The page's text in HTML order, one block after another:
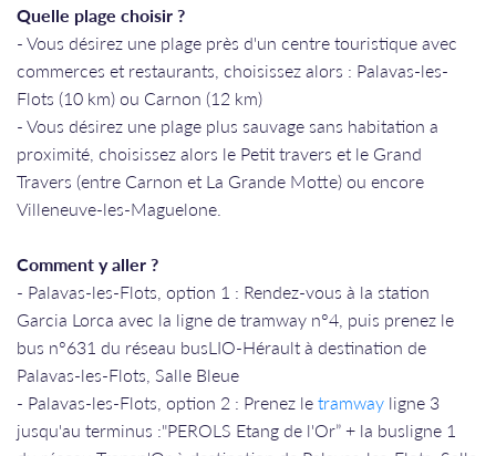
Quelle plage choisir ?
- Vous désirez une plage près d'un centre touristique avec
commerces et restaurants, choisissez alors : Palavas-les-
Flots (10 km) ou Carnon (12 km)
- Vous désirez une plage plus sauvage sans habitation a
proximité, choisissez alors le Petit travers et le Grand
Travers (entre Carnon et La Grande Motte) ou encore
Villeneuve-les-Maguelone.
Comment y aller ?
- Palavas-les-Flots, option 1 : Rendez-vous à la station
Garcia Lorca avec la ligne de tramway n°4, puis prenez le
bus n°631 du réseau busLIO-Hérault à destination de
Palavas-les-Flots, Salle Bleue
- Palavas-les-Flots, option 2 : Prenez letramway ligne 3
jusqu'au terminus :"PEROLS Etang de l'Or” + la busligne 1